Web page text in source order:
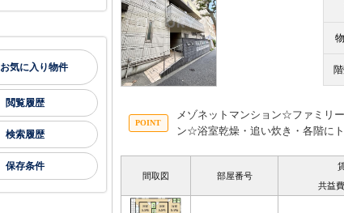
メゾネットマンション☆ファミリ
ン☆浴室乾燥・追い炊き・各階に
間取図 部屋番号
共益
お気に入り物件
閲覧履歴
検索履歴
保存条件